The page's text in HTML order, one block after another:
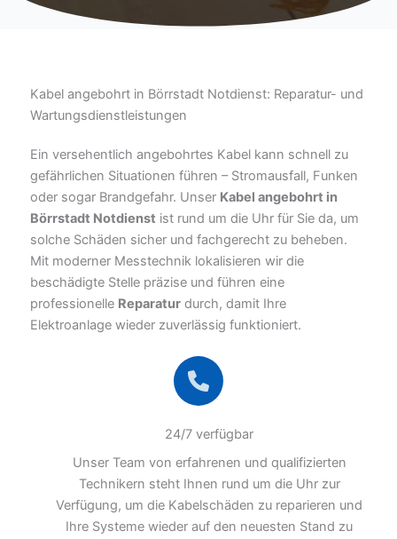
Kabel angebohrt in Börrstadt Notdienst: Reparatur- und
Wartungsdienstleistungen
Ein versehentlich angebohrtes Kabel kann schnell zu
gefährlichen Situationen führen – Stromausfall, Funken
oder sogar Brandgefahr. Unser Kabel angebohrt in
Börrstadt Notdienst ist rund um die Uhr für Sie da, um
solche Schäden sicher und fachgerecht zu beheben.
Mit moderner Messtechnik lokalisieren wir die
beschädigte Stelle präzise und führen eine
professionelle Reparatur durch, damit Ihre
Elektroanlage wieder zuverlässig funktioniert.
24/7 verfügbar
Unser Team von erfahrenen und qualifizierten
Technikern steht Ihnen rund um die Uhr zur
Verfügung, um die Kabelschäden zu reparieren und
Ihre Systeme wieder auf den neuesten Stand zu